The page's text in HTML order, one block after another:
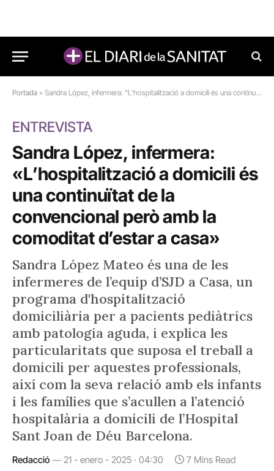
Portada » Sandra López, infermera: “L’hospitalització a domicili és una continuïtat de la convencional però amb la comoditat d’estar a casa”
ENTREVISTA
Sandra López, infermera:
«L’hospitalització a domicili és
una continuïtat de la
convencional però amb la
comoditat d’estar a casa»
Sandra López Mateo és una de les
infermeres de l’equip d’SJD a Casa, un
programa d'hospitalització
domiciliària per a pacients pediàtrics
amb patologia aguda, i explica les
particularitats que suposa el treball a
domicili per aquestes professionals,
així com la seva relació amb els infants
i les famílies que s’acullen a l’atenció
hospitalària a domicili de l’Hospital
Sant Joan de Déu Barcelona.
Redacció 21 - enero - 2025 · 04:30 7 Mins Read